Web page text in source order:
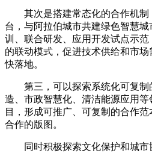
其次是搭建常态化的合作机制
台，与阿拉伯城市共建绿色智慧
训、联合研发、应用开发试点示
的联动模式，促进技术供给和市
快落地。
第三，可以探索系统化可复制
造、市政智慧化、清洁能源应用
目，形成可推广、可复制的合作
合作的版图。
同时积极探索文化保护和城市